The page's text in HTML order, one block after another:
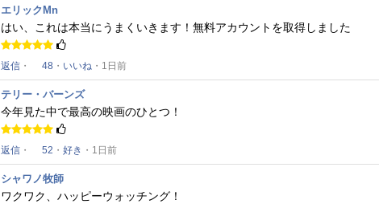
エリックMn
はい、これは本当にうまくいきます！ 無料アカウントを取得しました
返信 ・ 48 ・ いいね ・1日前
テリー・バーンズ
今年見た中で最高の映画のひとつ！
返信 ・ 52 ・ 好き ・1日前
シャワノ牧師
ワクワク、ハッピーウォッチング！